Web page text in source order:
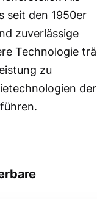
seit den 1950er
zuverlässige
Technologie
zu
der